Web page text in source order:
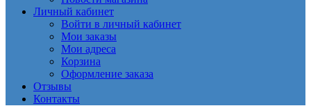
Личный кабинет
Войти в личный кабинет
Мои заказы
Мои адреса
Корзина
Оформление заказа
Отзывы
Контакты